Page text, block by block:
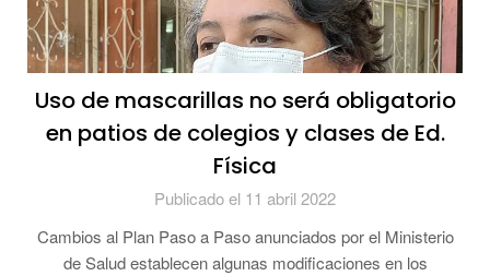
Uso de mascarillas no será obligatorio
en patios de colegios y clases de Ed.
Física
Publicado el 11 abril 2022
Cambios al Plan Paso a Paso anunciados por el Ministerio
de Salud establecen algunas modificaciones en los